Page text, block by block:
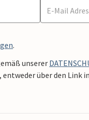
.
unserer
über den Link